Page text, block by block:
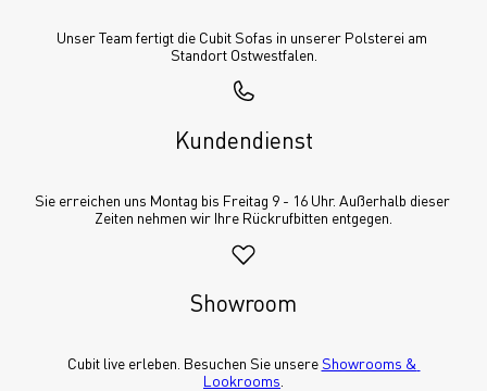
Unser Team fertigt die Cubit Sofas in unserer Polsterei am
Standort Ostwestfalen.
Kundendienst
Sie erreichen uns Montag bis Freitag 9 - 16 Uhr. Außerhalb dieser
Zeiten nehmen wir Ihre Rückrufbitten entgegen.
Showroom
Cubit live erleben. Besuchen Sie unsere Showrooms &
Lookrooms